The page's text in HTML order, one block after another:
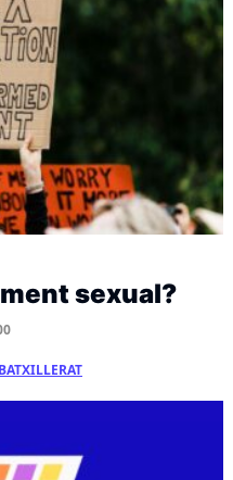
sexual?
BATXILLERAT